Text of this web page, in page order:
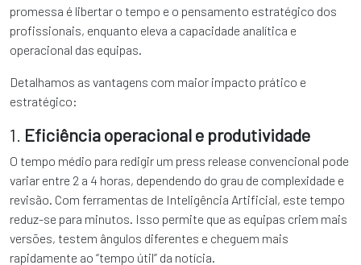
promessa é libertar o tempo e o pensamento estratégico dos
profissionais, enquanto eleva a capacidade analítica e
operacional das equipas.
Detalhamos as vantagens com maior impacto prático e
estratégico:
1. Eficiência operacional e produtividade
O tempo médio para redigir um press release convencional pode
variar entre 2 a 4 horas, dependendo do grau de complexidade e
revisão. Com ferramentas de Inteligência Artificial, este tempo
reduz-se para minutos. Isso permite que as equipas criem mais
versões, testem ângulos diferentes e cheguem mais
rapidamente ao “tempo útil” da notícia.